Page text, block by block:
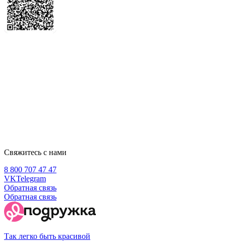
Свяжитесь с нами
8 800 707 47 47
VKTelegram
Обратная связь
Обратная связь
Так легко быть красивой